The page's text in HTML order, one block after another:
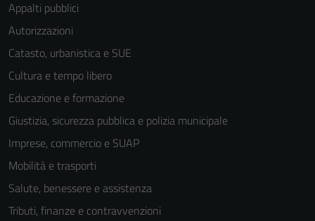
Appalti pubblici
Autorizzazioni
Catasto, urbanistica e SUE
Cultura e tempo libero
Educazione e formazione
Giustizia, sicurezza pubblica e polizia municipale
Imprese, commercio e SUAP
Mobilità e trasporti
Salute, benessere e assistenza
Tributi, finanze e contravvenzioni